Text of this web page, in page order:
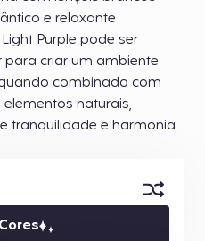
e relaxante
Purple pode ser
criar um ambiente
combinado com
naturais,
tranquilidade e harmonia